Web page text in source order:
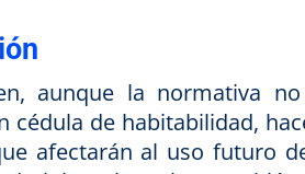
aunque la normativa
cédula de habitabilidad,
afectarán al uso futuro